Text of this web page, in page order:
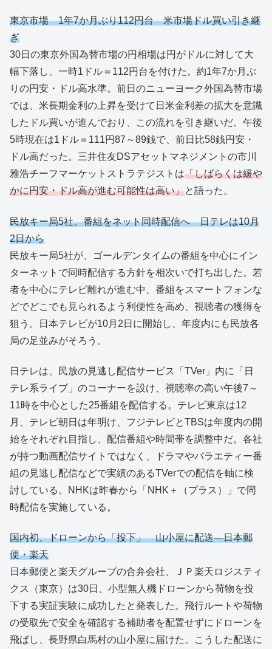
東京市場 1年7か月ぶり112円台 米市場ドル買い引き継
ぎ
30日の東京外国為替市場の円相場は円がドルに対して大
幅下落し、一時1ドル＝112円台を付けた。約1年7か月ぶ
りの円安・ドル高水準。前日のニューヨーク外国為替市場
では、米長期金利の上昇を受けて日米金利差の拡大を意識
したドル買いが進んでおり、この流れを引き継いだ。午後
5時現在は1ドル＝111円87～89銭で、前日比58銭円安・
ドル高だった。三井住友DSアセットマネジメントの市川
雅浩チーフマーケットストラテジストは「しばらくは緩や
かに円安・ドル高が進む可能性は高い」と語った。
民放キー局5社、番組をネット同時配信へ 日テレは10月
2日から
民放キー局5社が、ゴールデンタイムの番組を中心にイン
ターネットで同時配信する方針を相次いで打ち出した。若
者を中心にテレビ離れが進む中、番組をスマートフォンな
どでどこでも見られるよう利便性を高め、視聴者の獲得を
狙う。日本テレビが10月2日に開始し、年度内にも民放各
局の足並みがそろう。
日テレは、民放の見逃し配信サービス「TVer」内に「日
テレ系ライブ」のコーナーを設け、視聴率の高い午後7～
11時を中心とした25番組を配信する。テレビ東京は12
月、テレビ朝日は年明け、フジテレビとTBSは年度内の開
始をそれぞれ目指し、配信番組や時間帯を調整中だ。各社
が持つ動画配信サイトではなく、ドラマやバラエティー番
組の見逃し配信などで実績のあるTVerでの配信を軸に検
討している。NHKは昨春から「NHK＋（プラス）」で同
時配信を実施している。
国内初、ドローンから「投下」 山小屋に配送―日本郵
便・楽天
日本郵便と楽天グループの合弁会社、ＪＰ楽天ロジスティ
クス（東京）は30日、小型無人機ドローンから荷物を投
下する実証実験に成功したと発表した。飛行ルートや荷物
の受取先で安全を確認する補助者を配置せずにドローンを
飛ばし、長野県白馬村の山小屋に届けた。こうした配送に